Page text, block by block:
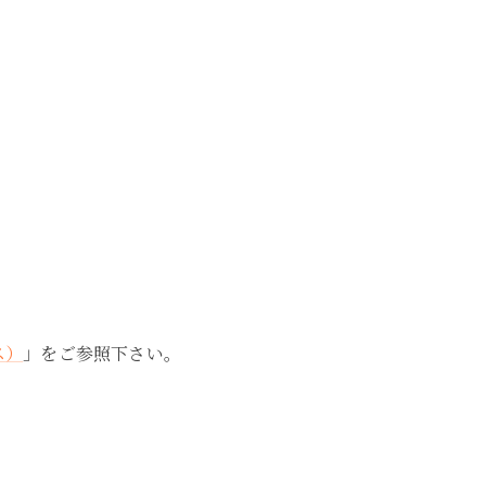
」をご参照下さい。